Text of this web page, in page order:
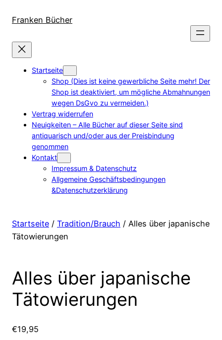
zum
wechseln
Franken Bücher
Startseite
Shop (Dies ist keine gewerbliche Seite mehr! Der
Shop ist deaktiviert, um mögliche Abmahnungen
wegen DsGvo zu vermeiden.)
Vertrag widerrufen
Neuigkeiten – Alle Bücher auf dieser Seite sind
antiquarisch und/oder aus der Preisbindung
genommen
Kontakt
Impressum & Datenschutz
Allgemeine Geschäftsbedingungen
&Datenschutzerklärung
Startseite / Tradition/Brauch / Alles über japanische
Tätowierungen
Alles über japanische
Tätowierungen
€19,95